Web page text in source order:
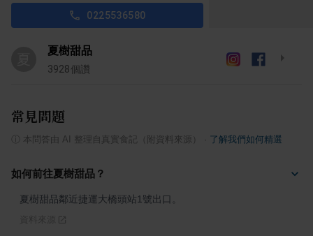
0225536580
夏樹甜品
3928個讚
常見問題
本問答由 AI 整理自真實食記（附資料來源） 了解我們如何精選
如何前往夏樹甜品？
夏樹甜品鄰近捷運大橋頭站1號出口。